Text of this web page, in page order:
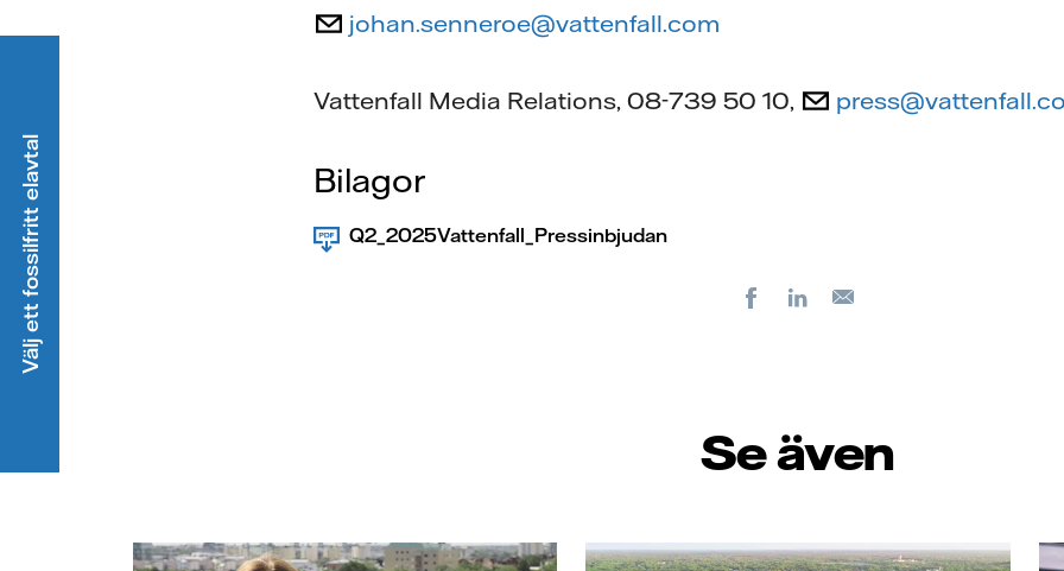
johan.senneroe@vattenfall.com
Vattenfall Media Relations, 08-739 50 10,
Bilagor
Q2_2025Vattenfall_Pressinbjudan
FacebookLinkedIn
Se även
Välj ett fossilfritt elavtal